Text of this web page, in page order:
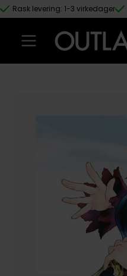
Hopp til hovedinnhold
Rask levering: 1-3 virkedager